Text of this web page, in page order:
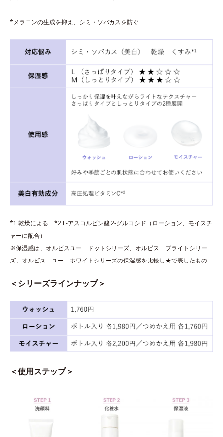
*メラニンの生成を抑え、シミ・ソバカスを防ぐ
*1 乾燥による *2 L-アスコルビン酸 2-グルコシド（ローション、モイスチ
ャーに配合）
※保湿感は、オルビスユー ドットシリーズ、オルビス ブライトシリー
ズ、オルビス ユー ホワイトシリーズの保湿感を比較し★で表したもの
＜シリーズラインナップ＞
＜使用ステップ＞